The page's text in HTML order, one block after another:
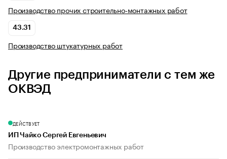
Производство прочих строительно-монтажных работ
43.31
Производство штукатурных работ
Другие предприниматели с тем же
ОКВЭД
ДЕЙСТВУЕТ
ИП Чайко Сергей Евгеньевич
Производство электромонтажных работ